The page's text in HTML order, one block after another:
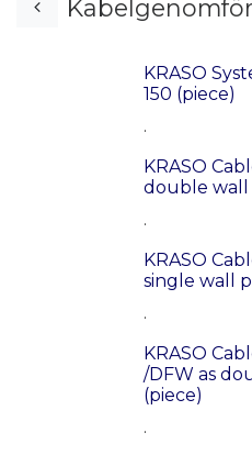
KRASO
150 (piece)
.
KRASO
double wall
.
KRASO
single wall
.
KRASO
/DFW as
(piece)
.